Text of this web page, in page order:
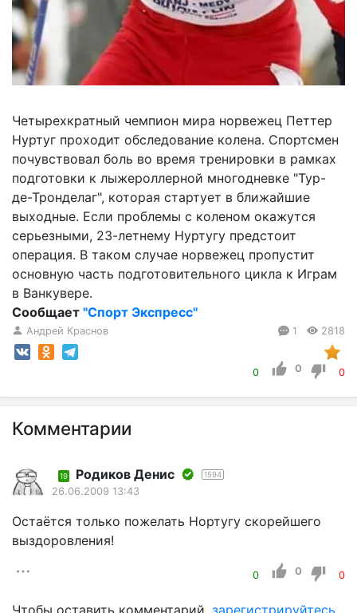
Четырехкратный чемпион мира норвежец Петтер
Нуртуг проходит обследование колена. Спортсмен
почувствовал боль во время тренировки в рамках
подготовки к лыжероллерной многодневке "Тур-
де-Тронделаг", которая стартует в ближайшие
выходные. Если проблемы с коленом окажутся
серьезными, 23-летнему Нуртугу предстоит
операция. В таком случае норвежец пропустит
основную часть подготовительного цикла к Играм
в Ванкувере.
Сообщает "Спорт Экспресс"
Андрей Краснов 1 2818
0 0 0
Комментарии
19 Родиков Денис 1594
26.06.2009 13:43
Остаётся только пожелать Нортугу скорейшего
выздоровления!
0 0 0
Чтобы оставить комментарий, зарегистрируйтесь